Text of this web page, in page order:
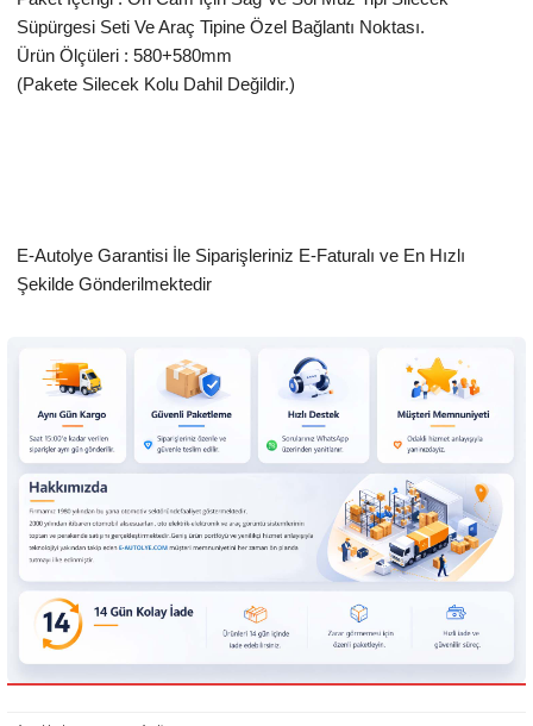
Süpürgesi Seti Ve Araç Tipine Özel Bağlantı Noktası.
Ürün Ölçüleri : 580+580mm
(Pakete Silecek Kolu Dahil Değildir.)
E-Autolye Garantisi İle Siparişleriniz E-Faturalı ve En Hızlı
Şekilde Gönderilmektedir